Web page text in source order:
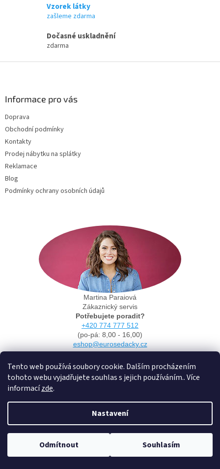
Tento web používá soubory cookie. Dalším procházením
tohoto webu vyjadřujete souhlas s jejich používáním.. Více
informacízde.
Nastavení
Odmítnout Souhlasím
ý
p
Vzorek látky
zašleme zdarma
Dočasné uskladnění
zdarma
Informace pro vás
Doprava
Obchodní podmínky
Kontakty
Prodej nábytku na splátky
Reklamace
Blog
Podmínky ochrany osobních údajů
Martina Paraiová
Zákaznický servis
Potřebujete poradit?
+420 774 777 512
(po-pá: 8,00 - 16,00)
eshop@eurosedacky.cz